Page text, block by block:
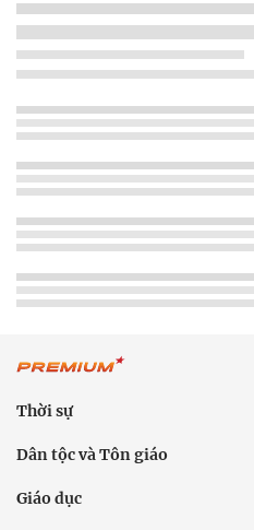
Thời sự
Dân tộc và Tôn giáo
Giáo dục